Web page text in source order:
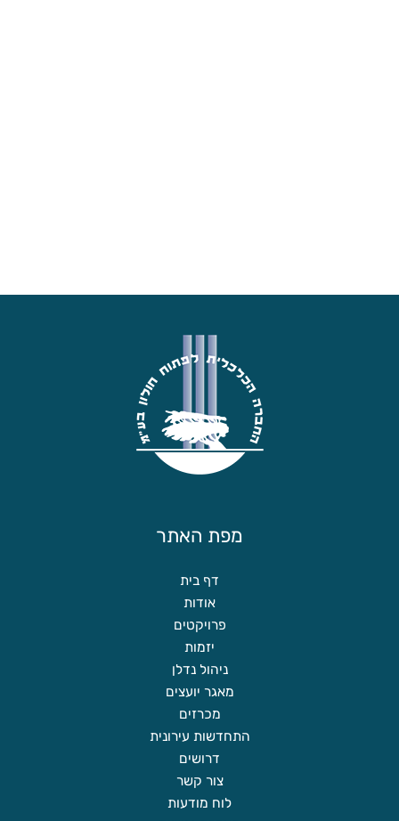
מפת האתר
דף בית
אודות
פרויקטים
יזמות
ניהול נדלן
מאגר יועצים
מכרזים
התחדשות עירונית
דרושים
צור קשר
לוח מודעות